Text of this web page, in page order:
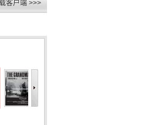
载客户端 >>>